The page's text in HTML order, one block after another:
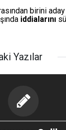
birini aday
iddialarını
Yazılar